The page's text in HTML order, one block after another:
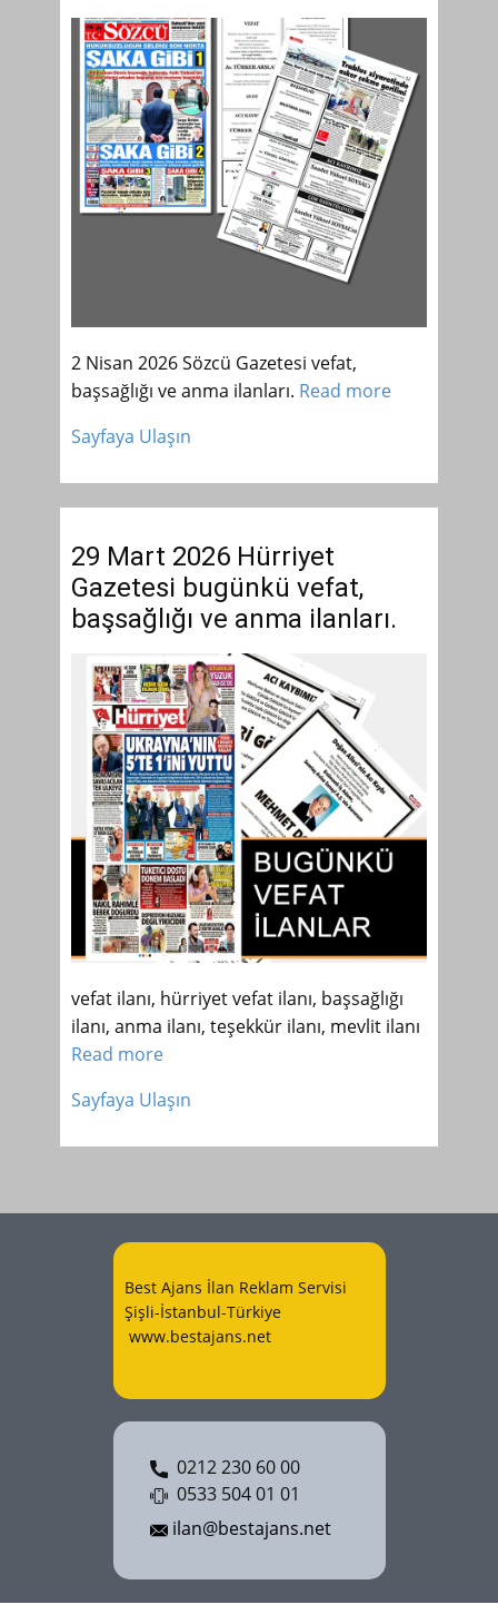
2 Nisan 2026 Sözcü Gazetesi vefat,
başsağlığı ve anma ilanları. Read more
Sayfaya Ulaşın
29 Mart 2026 Hürriyet
Gazetesi bugünkü vefat,
başsağlığı ve anma ilanları.
vefat ilanı, hürriyet vefat ilanı, başsağlığı
ilanı, anma ilanı, teşekkür ilanı, mevlit ilanı
Read more
Sayfaya Ulaşın
Best Ajans İlan Reklam Servisi
Şişli-İstanbul-Türkiye
www.bestajans.net
0212 230 60 00
0533 504 01 01
ilan@bestajans.net